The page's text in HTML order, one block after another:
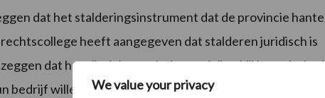
We value your privacy
dat het stalderingsinstrument dat de provincie
heeft aangegeven dat stalderen juridisch is
dat het slim is’, vertelt de specialist. Hij benadrukt
bedrijf willen doorontwikkelen op de bestaande locatie